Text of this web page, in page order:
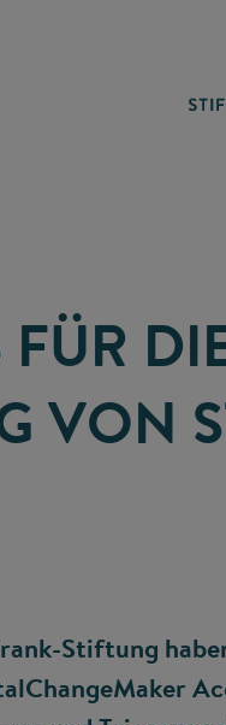
FÜR
VON
Stiftung